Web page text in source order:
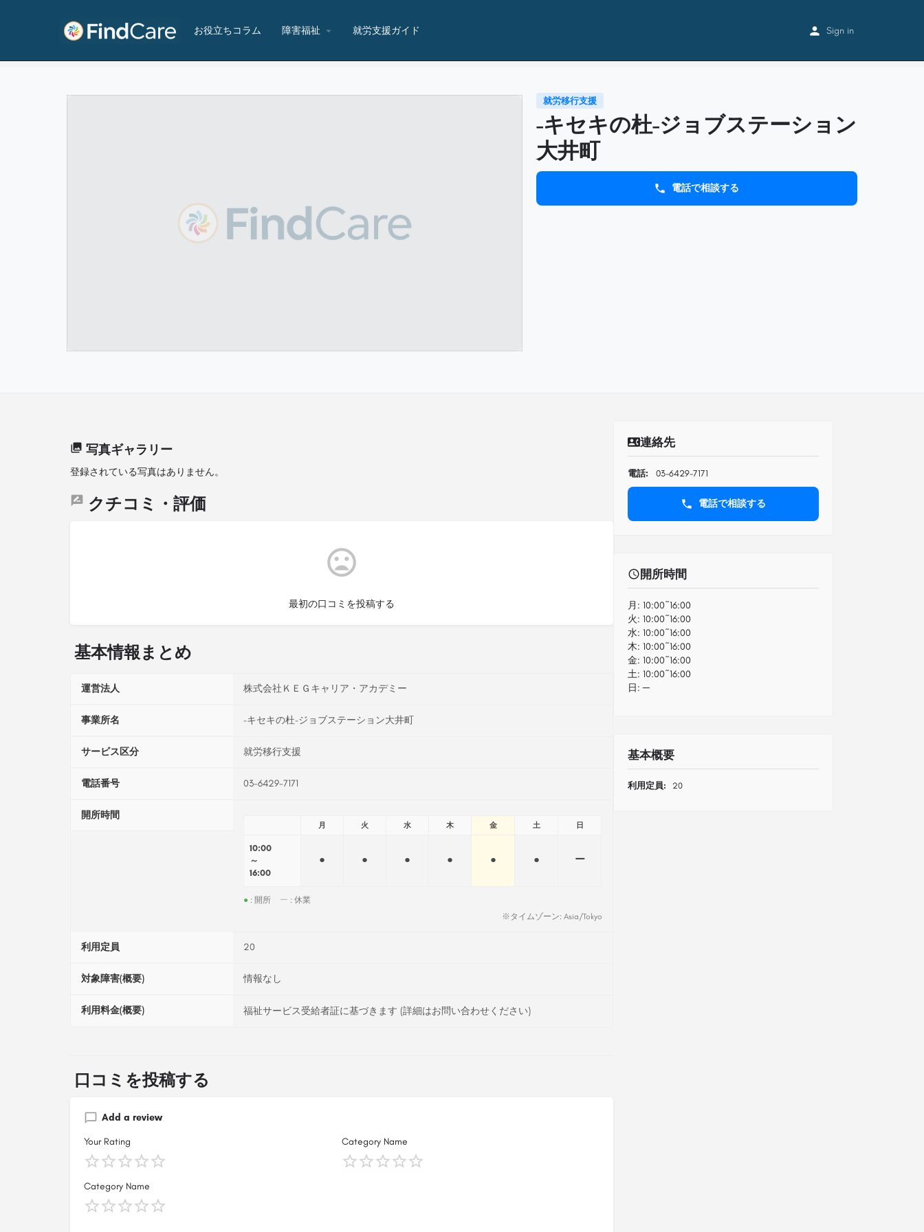
お役立ちコラム 障害福祉 就労支援ガイド Sign in
−キセキの杜−ジョブステーション大井町 −キセキの杜−ジョブステーション大井町
就労移行支援
−キセキの杜−ジョブステーション
大井町
電話で相談する
写真ギャラリー
登録されている写真はありません。
クチコミ・評価
最初の口コミを投稿する
基本情報まとめ
運営法人 株式会社ＫＥＧキャリア・アカデミー
事業所名 −キセキの杜−ジョブステーション大井町
サービス区分 就労移行支援
電話番号 03-6429-7171
開所時間
月 火 水 木 金 土 日
10:00
～
16:00
● ● ● ● ● ● ー
● : 開所 ー : 休業
※タイムゾーン: Asia/Tokyo
利用定員 20
対象障害(概要) 情報なし
利用料金(概要) 福祉サービス受給者証に基づきます (詳細はお問い合わせください)
口コミを投稿する
Add a review
Your Rating Category Name
Category Name
連絡先
電話: 03-6429-7171
電話で相談する
開所時間
月: 10:00~16:00
火: 10:00~16:00
水: 10:00~16:00
木: 10:00~16:00
金: 10:00~16:00
土: 10:00~16:00
日: ─
基本概要
利用定員: 20